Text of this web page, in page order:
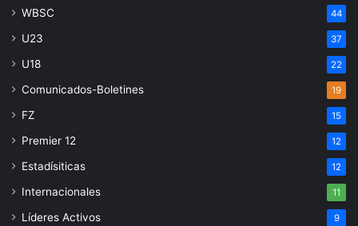
WBSC 44
U23 37
U18 22
Comunicados-Boletines 19
FZ 15
Premier 12 12
Estadísiticas 12
Internacionales 11
Líderes Activos 9